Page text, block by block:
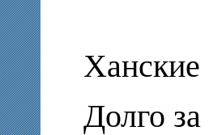
Ханские
Долго